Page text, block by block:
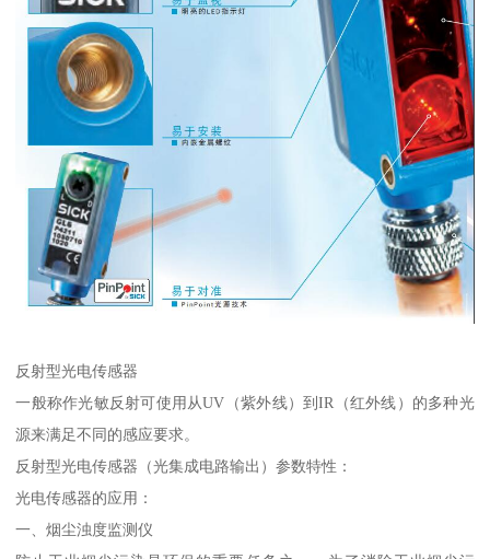
反射型光电传感器
一般称作光敏反射可使用从UV（紫外线）到IR（红外线）的多种光
源来满足不同的感应要求。
反射型光电传感器（光集成电路输出）参数特性：
光电传感器的应用：
一、烟尘浊度监测仪